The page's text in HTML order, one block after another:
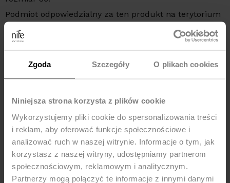
Zgoda Szczegóły O plikach cookies
Niniejsza strona korzysta z plików cookie
Wykorzystujemy pliki cookie do spersonalizowania treści
i reklam, aby oferować funkcje społecznościowe i
analizować ruch w naszej witrynie. Informacje o tym, jak
korzystasz z naszej witryny, udostępniamy partnerom
społecznościowym, reklamowym i analitycznym.
Partnerzy mogą połączyć te informacje z innymi danymi
Podmiot odpowiedzialny za ten produkt na terytorium
UE:
NIFE Sp. z o o., ul. Lipowa 22/24, 42-202 Częstochowa,
kraj: Polska, telefon: +48 535 123 772, e-mail:
-30% -33%